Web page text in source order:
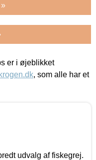
er i øjeblikket
, som alle har et
udvalg af fiskegrej.